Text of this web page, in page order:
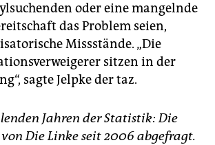
oder eine mangelnde
das Problem seien,
Missstände. „Die
sitzen in der
sagte Jelpke der taz.
Jahren der Statistik: Die
Die Linke seit 2006 abgefragt.